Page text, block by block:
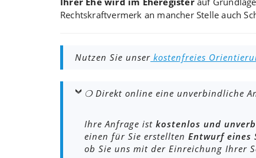
Rechtskraftvermerk an mancher Stelle auch
Nutzen Sie unser kostenfreies
❍ Direkt online eine unverbindliche
Ihre Anfrage ist kostenlos und
einen für Sie erstellten Entwurf eines
ob Sie uns mit der Einreichung Ihrer